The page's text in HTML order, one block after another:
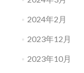
2024年2月
2023年12月
2023年10月